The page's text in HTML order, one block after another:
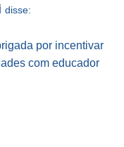
disse:
por incentivar
com educador